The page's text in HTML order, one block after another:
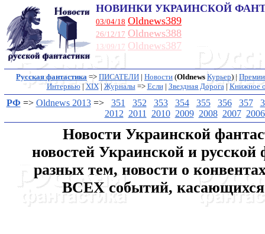
НОВИНКИ УКРАИНСКОЙ
03/04/18 Oldnews389
26/12/17 Oldnews388
13/09/17 Oldnews387
Русская фантастика => ПИСАТЕЛИ | Новости (Oldnews Курьер) |
Интервью|XIX| Журналы=> Если| Звездная Дорога|Книжное
РФ => Oldnews 2013=> 351 352 353 354 355 356 357
2012 2011 2010 2009 2008 2007 2006
Новости Украинской
новостей Украинской и
разных тем, новости о
ВСЕХ событий, касающихся